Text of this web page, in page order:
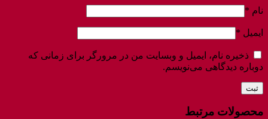
نام *
ایمیل *
ذخیره نام، ایمیل و وبسایت من در مرورگر برای زمانی که
دوباره دیدگاهی می‌نویسم.
محصولات مرتبط